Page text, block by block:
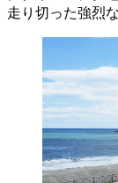
走り切った強烈